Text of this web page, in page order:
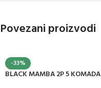
Povezani proizvodi
-33%
BLACK MAMBA 2P 5 KOMADA